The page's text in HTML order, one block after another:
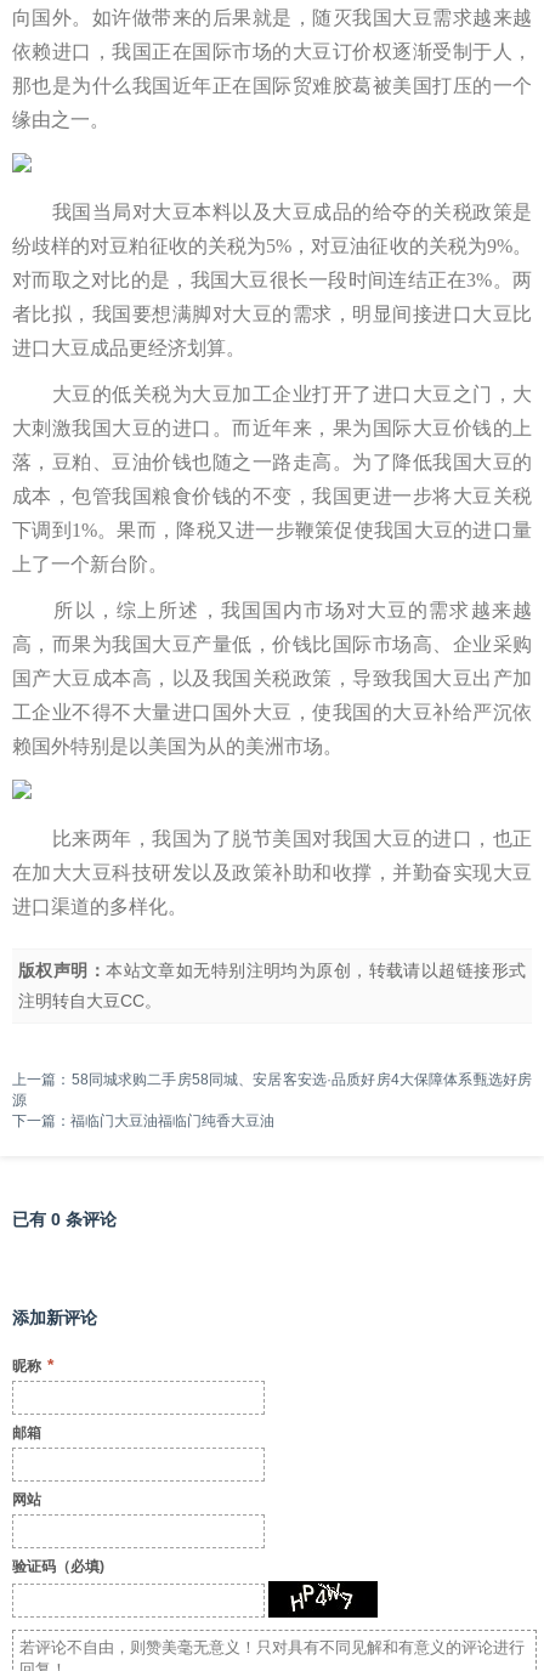
向国外。如许做带来的后果就是，随灭我国大豆需求越来越
依赖进口，我国正在国际市场的大豆订价权逐渐受制于人，
那也是为什么我国近年正在国际贸难胶葛被美国打压的一个
缘由之一。
我国当局对大豆本料以及大豆成品的给夺的关税政策是
纷歧样的对豆粕征收的关税为5%，对豆油征收的关税为9%。
对而取之对比的是，我国大豆很长一段时间连结正在3%。两
者比拟，我国要想满脚对大豆的需求，明显间接进口大豆比
进口大豆成品更经济划算。
大豆的低关税为大豆加工企业打开了进口大豆之门，大
大刺激我国大豆的进口。而近年来，果为国际大豆价钱的上
落，豆粕、豆油价钱也随之一路走高。为了降低我国大豆的
成本，包管我国粮食价钱的不变，我国更进一步将大豆关税
下调到1%。果而，降税又进一步鞭策促使我国大豆的进口量
上了一个新台阶。
所以，综上所述，我国国内市场对大豆的需求越来越
高，而果为我国大豆产量低，价钱比国际市场高、企业采购
国产大豆成本高，以及我国关税政策，导致我国大豆出产加
工企业不得不大量进口国外大豆，使我国的大豆补给严沉依
赖国外特别是以美国为从的美洲市场。
比来两年，我国为了脱节美国对我国大豆的进口，也正
在加大大豆科技研发以及政策补助和收撑，并勤奋实现大豆
进口渠道的多样化。
版权声明：本站文章如无特别注明均为原创，转载请以超链接形式
注明转自大豆CC。
上一篇： 58同城求购二手房58同城、安居客安选·品质好房4大保障体系甄选好房
源
下一篇： 福临门大豆油福临门纯香大豆油
已有 0 条评论
添加新评论
昵称 *
邮箱
网站
验证码（必填)